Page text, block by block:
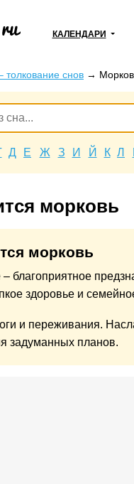
КАЛЕНДАРИ
толкование снов →
Д Е Ж З И Й К Л
морковь
морковь
благоприятное
здоровье и
и переживания.
задуманных планов.